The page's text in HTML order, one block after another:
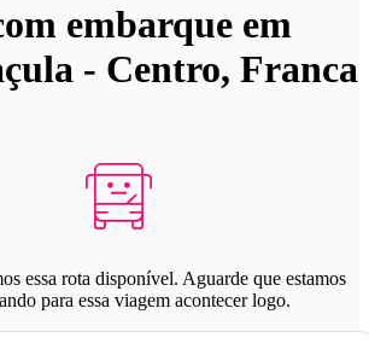
embarque em
- Centro, Franca
essa rota disponível. Aguarde que estamos
para essa viagem acontecer logo.